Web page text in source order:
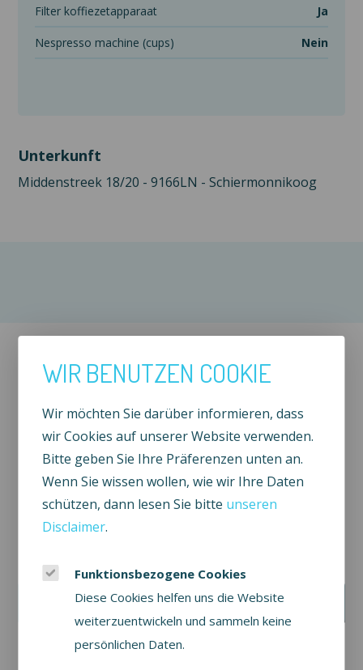
filter koffiezetapparaat Ja
nespresso machine (cups) Nein
Unterkunft
Middenstreek 18/20 - 9166LN - Schiermonnikoog
Wollen Sie auf dem Laufenden bleiben?
Anmelden
WIR BENUTZEN COOKIE
Wir möchten Sie darüber informieren, dass
wir Cookies auf unserer Website verwenden.
Bitte geben Sie Ihre Präferenzen unten an.
Wenn Sie wissen wollen, wie wir Ihre Daten
schützen, dann lesen Sie bitte unseren
Disclaimer.
Funktionsbezogene Cookies
Diese Cookies helfen uns die Website
weiterzuentwickeln und sammeln keine
persönlichen Daten.